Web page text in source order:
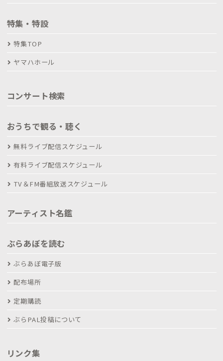
特集・特設
特集TOP
ヤマハホール
コンサート検索
おうちで観る・聴く
無料ライブ配信スケジュール
有料ライブ配信スケジュール
TV＆FM番組放送スケジュール
アーティスト名鑑
ぶらあぼを読む
ぶらあぼ電子版
配布場所
定期購読
ぶらPAL投稿について
リンク集